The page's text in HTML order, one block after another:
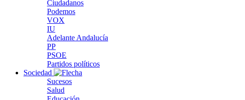
Ciudadanos
Podemos
VOX
IU
Adelante Andalucía
PP
PSOE
Partidos políticos
Sociedad
Sucesos
Salud